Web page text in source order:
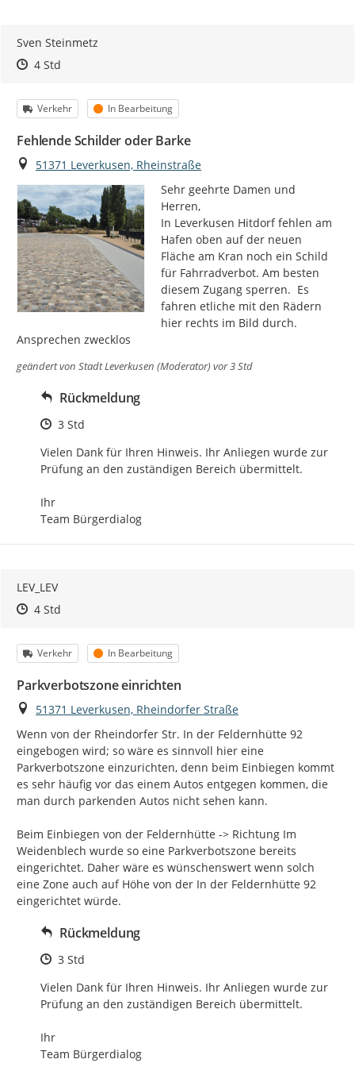
Sven Steinmetz
Zeitpunkt des Erstellens
Zeitpunkt des Erstellens
4 StdZur Äußerung
Kategorie
Verkehr Status
In Bearbeitung
Fehlende Schilder oder Barke
Ort
51371 Leverkusen, Rheinstraße
Sehr geehrte Damen und
Herren,
In Leverkusen Hitdorf fehlen am
Hafen oben auf der neuen
Fläche am Kran noch ein Schild
für Fahrradverbot. Am besten
diesem Zugang sperren.  Es
fahren etliche mit den Rädern
hier rechts im Bild durch.
Ansprechen zwecklos
geändert von Stadt Leverkusen (Moderator)vor 3 Std
Rückmeldung
Zeitpunkt des Erstellens
3 Std
Vielen Dank für Ihren Hinweis. Ihr Anliegen wurde zur
Prüfung an den zuständigen Bereich übermittelt.
Ihr
Team Bürgerdialog
LEV_LEV
Zeitpunkt des Erstellens
Zeitpunkt des Erstellens
4 StdZur Äußerung
Kategorie
Verkehr Status
In Bearbeitung
Parkverbotszone einrichten
Ort
51371 Leverkusen, Rheindorfer Straße
Wenn von der Rheindorfer Str. In der Feldernhütte 92
eingebogen wird; so wäre es sinnvoll hier eine
Parkverbotszone einzurichten, denn beim Einbiegen kommt
es sehr häufig vor das einem Autos entgegen kommen, die
man durch parkenden Autos nicht sehen kann.
Beim Einbiegen von der Feldernhütte -> Richtung Im
Weidenblech wurde so eine Parkverbotszone bereits
eingerichtet. Daher wäre es wünschenswert wenn solch
eine Zone auch auf Höhe von der In der Feldernhütte 92
eingerichtet würde.
Rückmeldung
Zeitpunkt des Erstellens
3 Std
Vielen Dank für Ihren Hinweis. Ihr Anliegen wurde zur
Prüfung an den zuständigen Bereich übermittelt.
Ihr
Team Bürgerdialog